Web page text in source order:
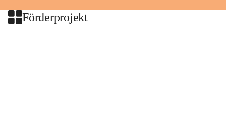
Förderprojekt